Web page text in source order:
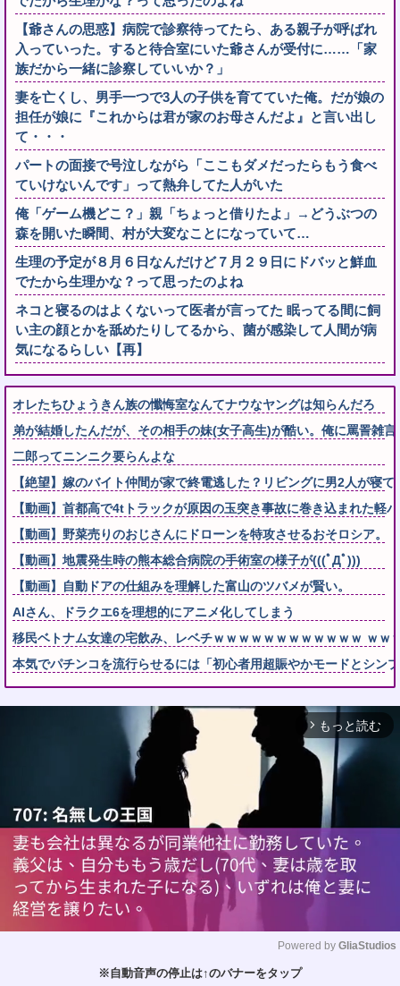
【爺さんの思惑】病院で診察待ってたら、ある親子が呼ばれ
入っていった。すると待合室にいた爺さんが受付に……「家
族だから一緒に診察していいか？」
妻を亡くし、男手一つで3人の子供を育てていた俺。だが娘の
担任が娘に『これからは君が家のお母さんだよ』と言い出し
て・・・
パートの面接で号泣しながら「ここもダメだったらもう食べ
ていけないんです」って熱弁してた人がいた
俺「ゲーム機どこ？」親「ちょっと借りたよ」→どうぶつの
森を開いた瞬間、村が大変なことになっていて…
生理の予定が８月６日なんだけど７月２９日にドバッと鮮血
でたから生理かな？って思ったのよね
ネコと寝るのはよくないって医者が言ってた 眠ってる間に飼
い主の顔とかを舐めたりしてるから、菌が感染して人間が病
気になるらしい【再】
オレたちひょうきん族の懺悔室なんてナウなヤングは知らんだろ
弟が結婚したんだが、その相手の妹(女子高生)が酷い。俺に罵詈雑
二郎ってニンニク要らんよな
【絶望】嫁のバイト仲間が家で終電逃した？リビングに男2人が寝
【動画】首都高で4tトラックが原因の玉突き事故に巻き込まれた軽
【動画】野菜売りのおじさんにドローンを特攻させるおそロシア。
【動画】地震発生時の熊本総合病院の手術室の様子が(((ﾟДﾟ)))
【動画】自動ドアの仕組みを理解した富山のツバメが賢い。
AIさん、ドラクエ6を理想的にアニメ化してしまう
移民ベトナム女達の宅飲み、レベチｗｗｗｗｗｗｗｗｗｗｗｗ ｗｗ
本気でパチンコを流行らせるには「初心者用超賑やかモードとシン
arrow_forward_ios もっと読む
Powered by GliaStudios
※自動音声の停止は↑のバナーをタップ